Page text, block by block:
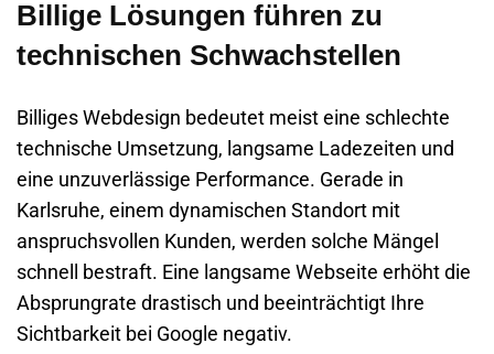
Billige Lösungen führen zu
technischen Schwachstellen
Billiges Webdesign bedeutet meist eine schlechte
technische Umsetzung, langsame Ladezeiten und
eine unzuverlässige Performance. Gerade in
Karlsruhe, einem dynamischen Standort mit
anspruchsvollen Kunden, werden solche Mängel
schnell bestraft. Eine langsame Webseite erhöht die
Absprungrate drastisch und beeinträchtigt Ihre
Sichtbarkeit bei Google negativ.